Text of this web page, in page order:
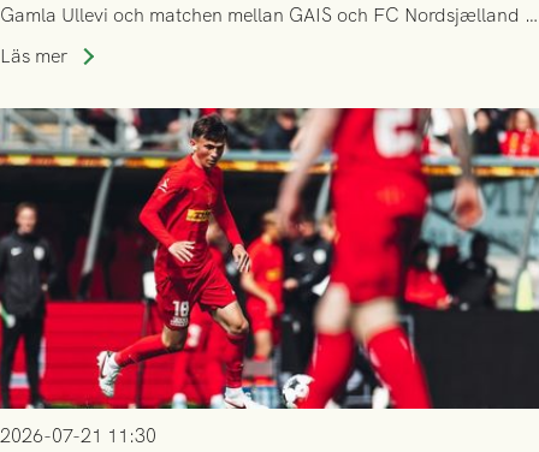
Gamla Ullevi och matchen mellan GAIS och FC Nordsjælland i
kvalet till Conference League! Avspark kl 19.00 på torsdag
Läs mer
2026-07-21 11:30